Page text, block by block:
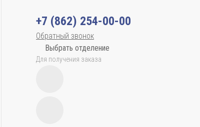
+7 (862) 254-00-00
Обратный звонок
Выбрать отделение
Для получения заказа